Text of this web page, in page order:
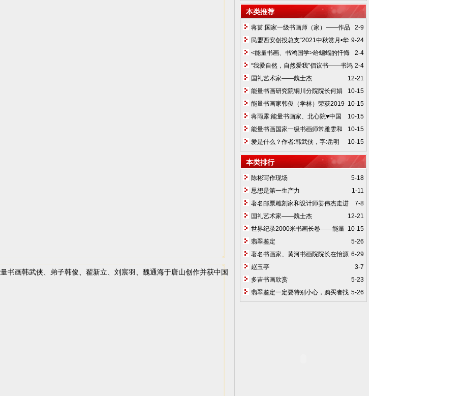
艺术，在央视舞台，备受青睐。
李方授证并荣登《影响力品牌》国际刊。
本类推荐
2-9
蒋茵:国家一级书画师（家）——作品
欣赏
9-24
民盟西安创投总支“2021中秋赏月•华
胥音乐读书会”在华胥陵举办
2-4
<能量书画、书鸿国学>给蝙蝠的忏悔
文华胥文化祈福大使（韩武侠）
2-4
“我爱自然，自然爱我”倡议书——书鸿
文化韩武侠
12-21
国礼艺术家——魏士杰
10-15
能量书画研究院铜川分院院长何娟
妮荣获第五届铜川市道德模范
10-15
能量书画家韩俊（学林）荣获2019
中国优秀艺术家奖并创世界纪录，签约艺
术品大玩家平台
10-15
蒋雨露:能量书画家、北心院♥中国
能量书画研究院深圳分院执行院长，笔墨
艺术，在央视舞台，备受青睐。
10-15
能量书画国家一级书画师常雅雯和
李方授证并荣登《影响力品牌》国际刊。
10-15
爱是什么？作者:韩武侠，字:岳明
本类排行
5-18
陈彬写作现场
1-11
思想是第一生产力
7-8
著名邮票雕刻家和设计师姜伟杰走进
怡源国粹
12-21
国礼艺术家——魏士杰
10-15
世界纪录2000米书画长卷——能量
书画韩武侠、弟子韩俊、翟新立、刘宸
羽、魏通海于唐山创作并获中国优秀艺术
家奖
5-26
翡翠鉴定
6-29
著名书画家、黄河书画院院长在怡源
国粹挥毫
3-7
赵玉亭
5-23
多吉书画欣赏
5-26
翡翠鉴定一定要特别小心，购买者找